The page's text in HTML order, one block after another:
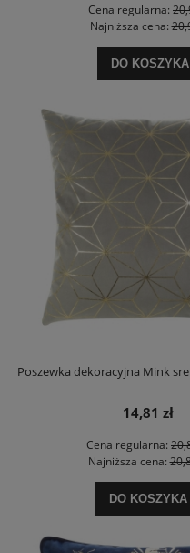
Cena regularna:
Najniższa cena:
DO KOSZYKA
Poszewka dekoracyjna Mink
14,81 zł
Cena regularna:
Najniższa cena:
DO KOSZYKA